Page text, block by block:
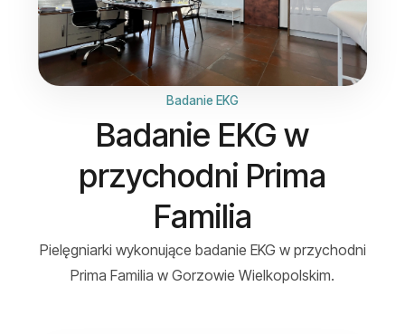
Badanie EKG
Badanie EKG w
przychodni Prima
Familia
Pielęgniarki wykonujące badanie EKG w przychodni
Prima Familia w Gorzowie Wielkopolskim.